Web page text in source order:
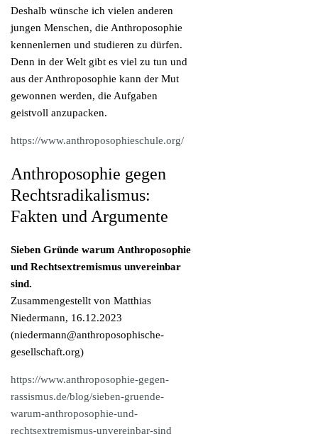
Deshalb wünsche ich vielen anderen
jungen Menschen, die Anthroposophie
kennenlernen und studieren zu dürfen.
Denn in der Welt gibt es viel zu tun und
aus der Anthroposophie kann der Mut
gewonnen werden, die Aufgaben
geistvoll anzupacken.
https://www.anthroposophieschule.org/
Anthroposophie gegen
Rechtsradikalismus:
Fakten und Argumente
Sieben Gründe warum Anthroposophie
und Rechtsextremismus unvereinbar
sind.
Zusammengestellt von Matthias
Niedermann, 16.12.2023
(niedermann@anthroposophische-
gesellschaft.org)
https://www.anthroposophie-gegen-
rassismus.de/blog/sieben-gruende-
warum-anthroposophie-und-
rechtsextremismus-unvereinbar-sind